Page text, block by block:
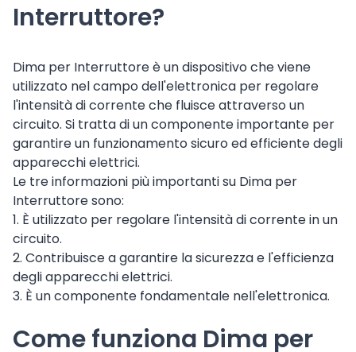
Interruttore?
Dima per Interruttore è un dispositivo che viene
utilizzato nel campo dell'elettronica per regolare
l'intensità di corrente che fluisce attraverso un
circuito. Si tratta di un componente importante per
garantire un funzionamento sicuro ed efficiente degli
apparecchi elettrici.
Le tre informazioni più importanti su Dima per
Interruttore sono:
1. È utilizzato per regolare l'intensità di corrente in un
circuito.
2. Contribuisce a garantire la sicurezza e l'efficienza
degli apparecchi elettrici.
3. È un componente fondamentale nell'elettronica.
Come funziona Dima per